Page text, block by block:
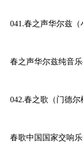
041.春之声华尔兹（
春之声华尔兹纯音
042.春之歌（门德尔
春歌中国国家交响